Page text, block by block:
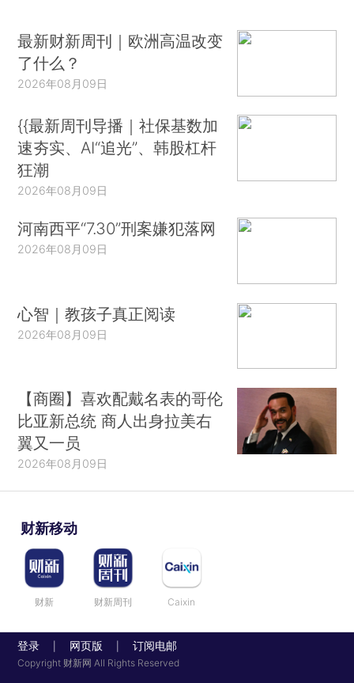
最新财新周刊｜欧洲高温改变
了什么？
2026年08月09日
{{最新周刊导播｜社保基数加
速夯实、AI“追光”、韩股杠杆
狂潮
2026年08月09日
河南西平“7.30”刑案嫌犯落网
2026年08月09日
心智｜教孩子真正阅读
2026年08月09日
【商圈】喜欢配戴名表的哥伦
比亚新总统 商人出身拉美右
翼又一员
2026年08月09日
财新移动
财新 财新周刊 Caixin
登录 网页版 订阅电邮
Copyright 财新网 All Rights Reserved